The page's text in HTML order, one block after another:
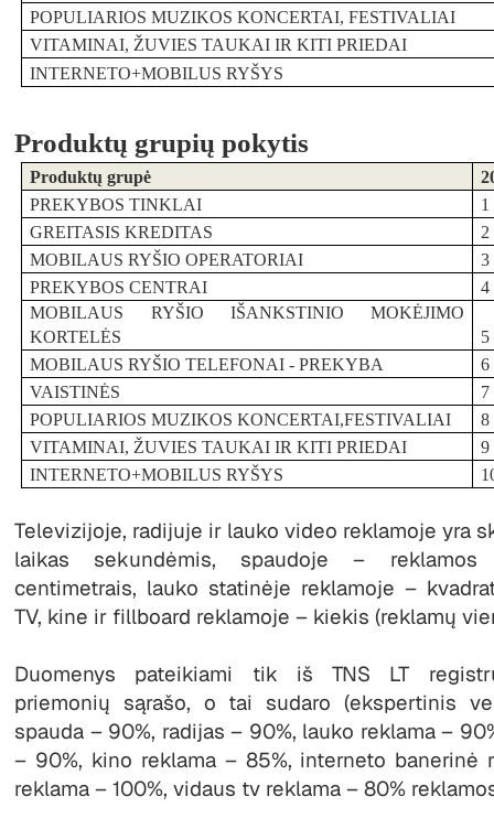
POPULIARIOS MUZIKOS KONCERTAI, FESTIVALIAI
VITAMINAI, ŽUVIES TAUKAI IR KITI PRIEDAI
INTERNETO+MOBILUS RYŠYS
Produktų grupių pokytis
Produktų grupė
PREKYBOS TINKLAI
1
GREITASIS KREDITAS
2
MOBILAUS RYŠIO OPERATORIAI
3
PREKYBOS CENTRAI
4
MOBILAUS RYŠIO IŠANKSTINIO MOKĖJIMO
KORTELĖS
5
MOBILAUS RYŠIO TELEFONAI - PREKYBA
6
VAISTINĖS
7
POPULIARIOS MUZIKOS KONCERTAI,FESTIVALIAI
8
VITAMINAI, ŽUVIES TAUKAI IR KITI PRIEDAI
9
INTERNETO+MOBILUS RYŠYS
Televizijoje, radijuje ir lauko video reklamoje yra
laikas sekundėmis, spaudoje – reklamos
centimetrais, lauko statinėje reklamoje –
TV, kine ir fillboard reklamoje – kiekis (reklamų
Duomenys pateikiami tik iš TNS LT
priemonių sąrašo, o tai sudaro (ekspertinis
spauda – 90%, radijas – 90%, lauko reklama –
– 90%, kino reklama – 85%, interneto banerinė
reklama – 100%, vidaus tv reklama – 80%